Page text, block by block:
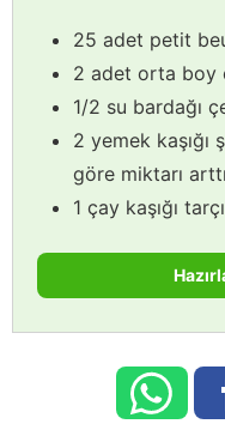
25 adet petit
2 adet orta boy
1/2 su bardağı
2 yemek kaşığı
göre miktarı
1 çay kaşığı